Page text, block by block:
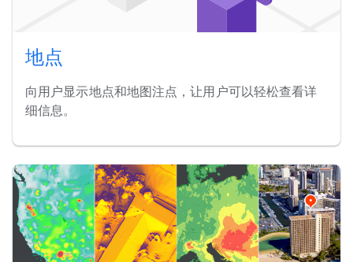
地点
向用户显示地点和地图注点，让用户可以轻松查看详
细信息。